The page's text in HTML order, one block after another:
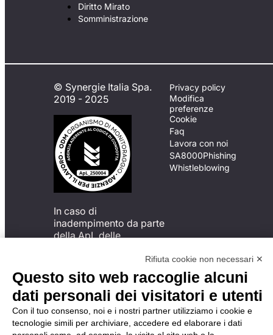
Diritto Mirato
Somministrazione
© Synergie Italia Spa.
2019 - 2025
In caso di
inadempimento da parte
della ApL delle
del Codice di Condotta, è
possibile presentare un
reclamo
all’Organismo di
Monitoraggio utilizzando
una delle modalità
descritte al seguente
Privacy policy
Modifica
preferenze
Cookie
Faq
Lavora con noi
SA8000Phishing
Whistleblowing
Rifiuta cookie non necessari ✕
Questo sito web raccoglie alcuni
dati personali dei visitatori e utenti
Con il tuo consenso, noi e i nostri partner utilizziamo i cookie e
tecnologie simili per archiviare, accedere ed elaborare i dati